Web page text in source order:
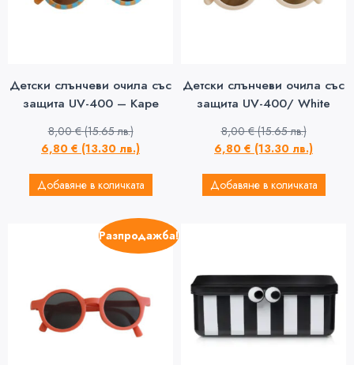
Детски слънчеви очила със
защита UV-400 – Каре
8,00€ (15.65 лв.)
6,80 € (13.30 лв.)
Добавяне в количката
Детски слънчеви очила със
защита UV-400/ White
8,00€ (15.65 лв.)
6,80 € (13.30 лв.)
Добавяне в количката
Разпродажба!